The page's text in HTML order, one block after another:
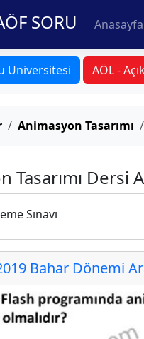
SORU Anasayfa
Üniversitesi AÖL -
Animasyon Tasarımı
Tasarımı Dersi
Sınavı
Bahar Dönemi